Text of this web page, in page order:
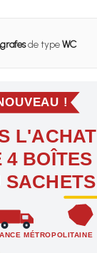
de typeWC
!
L'ACHAT
4 BOÎTES
SACHETS
MÉTROPOLITAINE